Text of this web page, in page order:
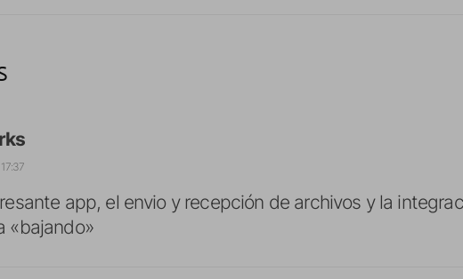
app, el envio y recepción de archivos y la
«bajando»